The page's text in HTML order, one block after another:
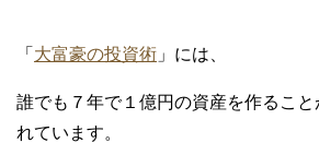
「 大富豪の投資術 」には、
誰でも７年で１億円の資産を作るこ
れています。